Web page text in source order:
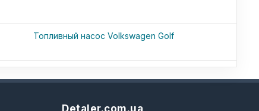
Топливный насос Volkswagen Golf
Detaler.com.ua